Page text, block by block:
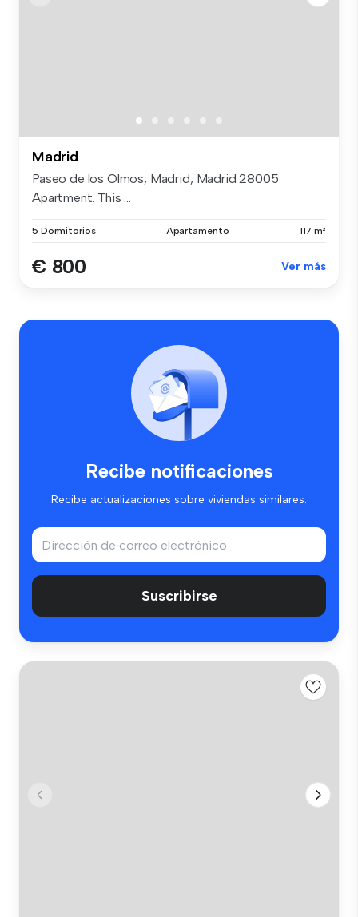
Madrid
Paseo de los Olmos, Madrid, Madrid 28005
Apartment. This ...
5 Dormitorios Apartamento 117 m²
€ 800 Ver más
Recibe notificaciones
Recibe actualizaciones sobre viviendas similares.
Suscribirse